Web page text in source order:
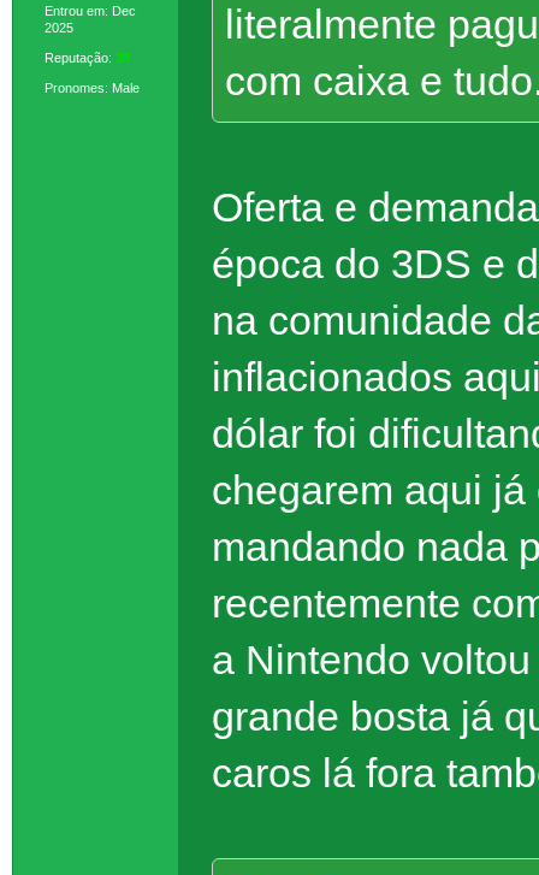
Entrou em: Dec
2025
Reputação: 38
Pronomes: Male
literalmente
com caixa e
Oferta e
época do 3DS e
na comunidade
inflacionados
dólar foi
chegarem aqui
mandando nada
recentemente
a Nintendo
grande bosta já
caros lá fora